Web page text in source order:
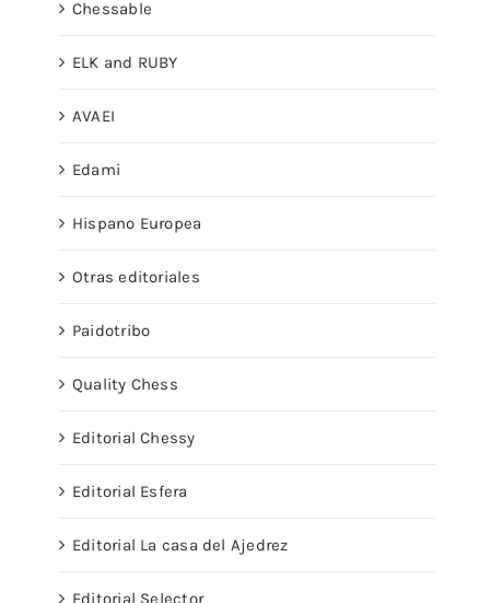
Chessable
ELK and RUBY
AVAEI
Edami
Hispano Europea
Otras editoriales
Paidotribo
Quality Chess
Editorial Chessy
Editorial Esfera
Editorial La casa del Ajedrez
Editorial Selector